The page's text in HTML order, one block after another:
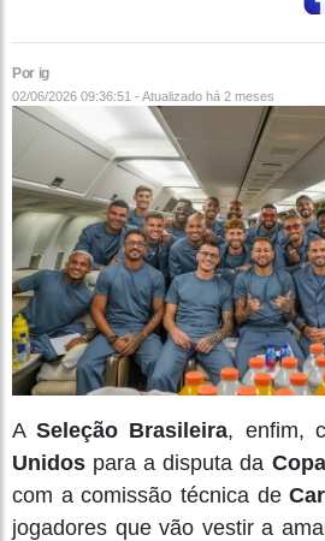
Por ig
02/06/2026 09:36:51 - Atualizado há 2 meses
ASeleção Brasileira, enfim,
Unidos para a disputa da
com a comissão técnica de
jogadores que vão vestir a